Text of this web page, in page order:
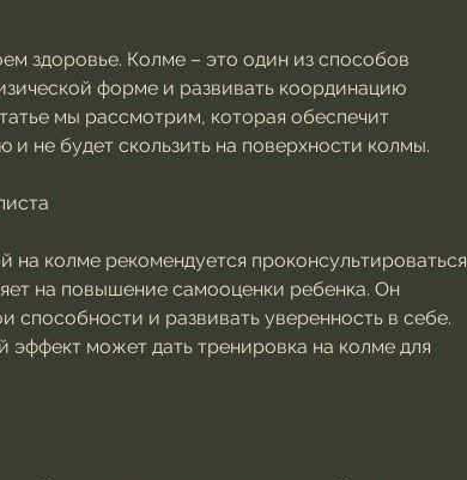
форме и развивать координацию
мы рассмотрим, которая обеспечит
не будет скользить на поверхности колмы.
на колме рекомендуется проконсультироваться
на повышение самооценки ребенка. Он
способности и развивать уверенность в себе.
эффект может дать тренировка на колме для